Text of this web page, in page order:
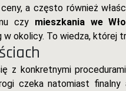
a często również
czy mieszkania we
okolicy. To wiedza, której
z konkretnymi
czeka natomiast